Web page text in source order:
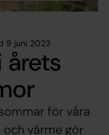
9 juni 2023
årets
för våra
värme gör